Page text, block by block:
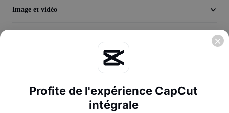
Image et vidéo
Profite de l'expérience CapCut
intégrale